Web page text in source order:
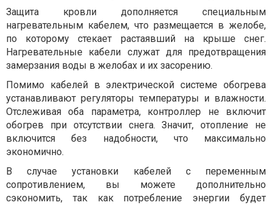
Защита кровли дополняется специальным
нагревательным кабелем, что размещается в желобе,
по которому стекает растаявший на крыше снег.
Нагревательные кабели служат для предотвращения
замерзания воды в желобах и их засорению.
Помимо кабелей в электрической системе обогрева
устанавливают регуляторы температуры и влажности.
Отслеживая оба параметра, контроллер не включит
обогрев при отсутствии снега. Значит, отопление не
включится без надобности, что максимально
экономично.
В случае установки кабелей с переменным
сопротивлением, вы можете дополнительно
сэкономить, так как потребление энергии будет